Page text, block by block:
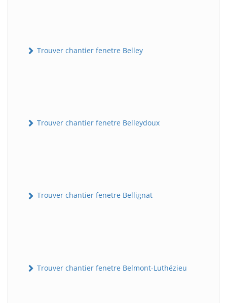
Trouver chantier fenetre Belley
Trouver chantier fenetre Belleydoux
Trouver chantier fenetre Bellignat
Trouver chantier fenetre Belmont-Luthézieu